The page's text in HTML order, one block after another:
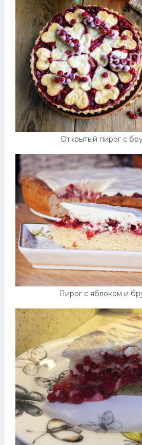
Открытый пирог с
Пирог с яблоком и